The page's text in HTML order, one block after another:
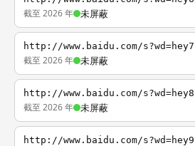
截至 2026 年 未屏蔽
http://www.baidu.com/s?wd=hey7
截至 2026 年 未屏蔽
http://www.baidu.com/s?wd=hey8
截至 2026 年 未屏蔽
http://www.baidu.com/s?wd=hey9